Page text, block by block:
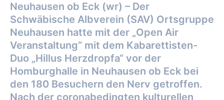
Neuhausen ob Eck (wr) – Der
Schwäbische Albverein (SAV) Ortsgruppe
Neuhausen hatte mit der „Open Air
Veranstaltung“ mit dem Kabarettisten-
Duo „Hillus Herzdropfa“ vor der
Homburghalle in Neuhausen ob Eck bei
den 180 Besuchern den Nerv getroffen.
Nach der coronabedingten kulturellen